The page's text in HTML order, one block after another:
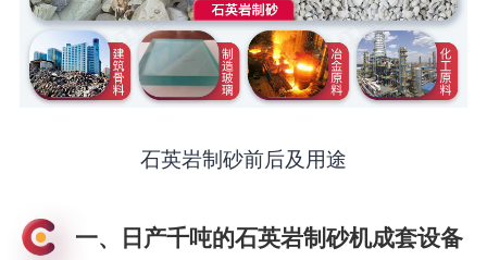
石英岩制砂前后及用途
一、日产千吨的石英岩制砂机成套设备